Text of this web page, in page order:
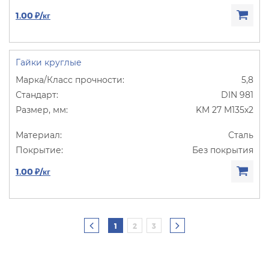
1.00 ₽/кг
Гайки круглые
5,8
DIN 981
KM 27 M135х2
Сталь
Без покрытия
1.00 ₽/кг
1 2 3